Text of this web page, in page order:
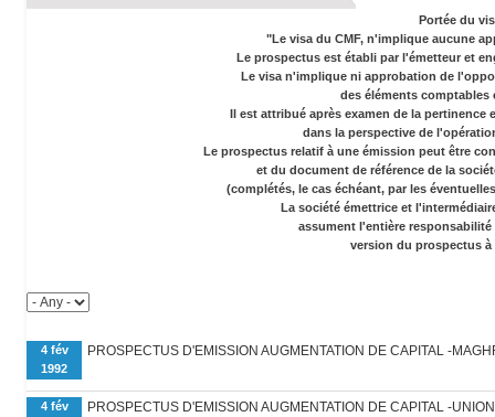
Portée du
"Le visa du CMF, n'implique aucune
Le prospectus est établi par l'émetteur et
Le visa n'implique ni approbation de
des éléments comptables
Il est attribué après examen de la
dans la perspective de
Le prospectus relatif à une émission peut être
et du document de référence de la
(complétés, le cas échéant, par les
La société émettrice et
assument l'entière
version du prospectus à
4 fév
1992
PROSPECTUS D'EMISSION AUGMENTATION DE CAPITAL -
4 fév
PROSPECTUS D'EMISSION AUGMENTATION DE CAPITAL -